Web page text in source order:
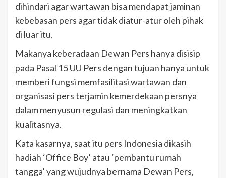
dihindari agar wartawan bisa mendapat jaminan
kebebasan pers agar tidak diatur-atur oleh pihak
di luar itu.
Makanya keberadaan Dewan Pers hanya disisip
pada Pasal 15 UU Pers dengan tujuan hanya untuk
memberi fungsi memfasilitasi wartawan dan
organisasi pers terjamin kemerdekaan persnya
dalam menyusun regulasi dan meningkatkan
kualitasnya.
Kata kasarnya, saat itu pers Indonesia dikasih
hadiah ‘Office Boy’ atau ‘pembantu rumah
tangga’ yang wujudnya bernama Dewan Pers,